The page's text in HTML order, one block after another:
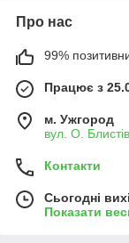
Про нас
99%
Працює з
м. Ужгород
вул. О.
Контакти
Сьогодні
Показати